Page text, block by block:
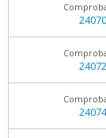
24070
24072
24074